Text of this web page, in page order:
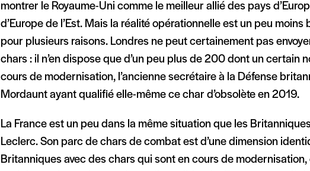
montrer le Royaume-Uni comme le meilleur allié des pays
d’Europe de l’Est. Mais la réalité opérationnelle est un peu moins
pour plusieurs raisons. Londres ne peut certainement pas
chars : il n’en dispose que d’un peu plus de 200 dont un certain
cours de modernisation, l’ancienne secrétaire à la Défense
Mordaunt ayant qualifié elle-même ce char d’obsolète en 2019.
La France est un peu dans la même situation que les
Leclerc. Son parc de chars de combat est d’une dimension
Britanniques avec des chars qui sont en cours de modernisation,